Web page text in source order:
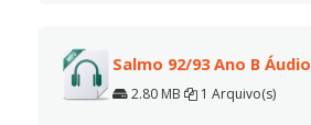
Salmo 92/93 Ano B Áudio
2.80 MB 1 Arquivo(s)